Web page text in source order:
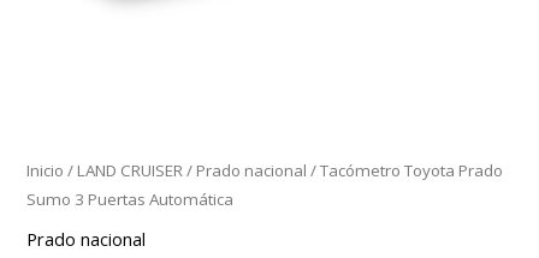
Inicio / LAND CRUISER/ Prado nacional / Tacómetro Toyota Prado
Sumo 3 Puertas Automática
Prado nacional